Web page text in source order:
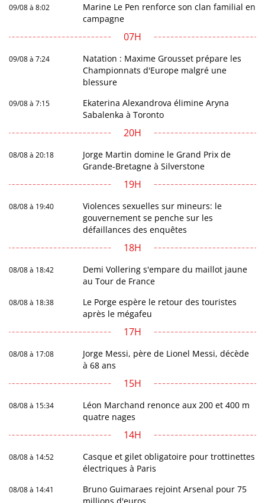
09/08 à 8:02
Marine Le Pen renforce son clan familial en
campagne
07H
09/08 à 7:24
Natation : Maxime Grousset prépare les
Championnats d'Europe malgré une
blessure
09/08 à 7:15
Ekaterina Alexandrova élimine Aryna
Sabalenka à Toronto
20H
08/08 à 20:18
Jorge Martin domine le Grand Prix de
Grande-Bretagne à Silverstone
19H
08/08 à 19:40
Violences sexuelles sur mineurs: le
gouvernement se penche sur les
défaillances des enquêtes
18H
08/08 à 18:42
Demi Vollering s'empare du maillot jaune
au Tour de France
08/08 à 18:38
Le Porge espère le retour des touristes
après le mégafeu
17H
08/08 à 17:08
Jorge Messi, père de Lionel Messi, décède
à 68 ans
15H
08/08 à 15:34
Léon Marchand renonce aux 200 et 400 m
quatre nages
14H
08/08 à 14:52
Casque et gilet obligatoire pour trottinettes
électriques à Paris
08/08 à 14:41
Bruno Guimaraes rejoint Arsenal pour 75